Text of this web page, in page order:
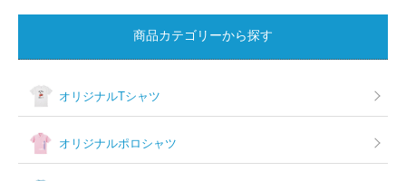
商品カテゴリーから探す
オリジナルTシャツ
オリジナルポロシャツ